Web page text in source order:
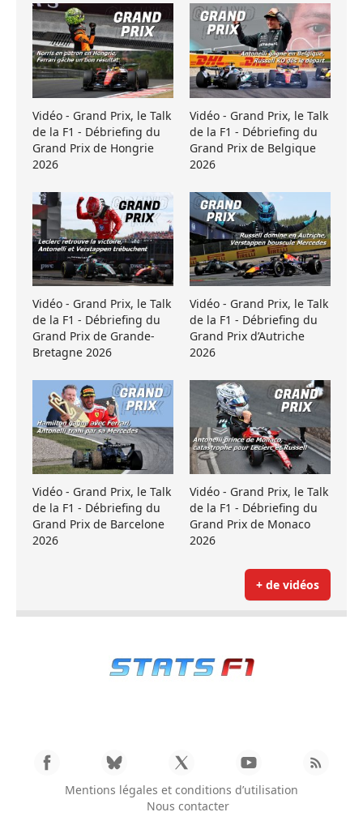
Vidéo - Grand Prix, le Talk
de la F1 - Débriefing du
Grand Prix de Hongrie
2026
Vidéo - Grand Prix, le Talk
de la F1 - Débriefing du
Grand Prix de Belgique
2026
Vidéo - Grand Prix, le Talk
de la F1 - Débriefing du
Grand Prix de Grande-
Bretagne 2026
Vidéo - Grand Prix, le Talk
de la F1 - Débriefing du
Grand Prix d’Autriche
2026
Vidéo - Grand Prix, le Talk
de la F1 - Débriefing du
Grand Prix de Barcelone
2026
Vidéo - Grand Prix, le Talk
de la F1 - Débriefing du
Grand Prix de Monaco
2026
+ de vidéos
Mentions légales et conditions d’utilisation
Nous contacter